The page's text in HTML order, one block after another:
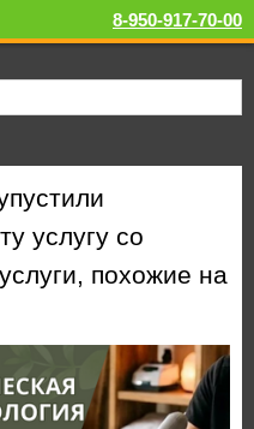
8-950-917-70-00
услугу со
похожие на